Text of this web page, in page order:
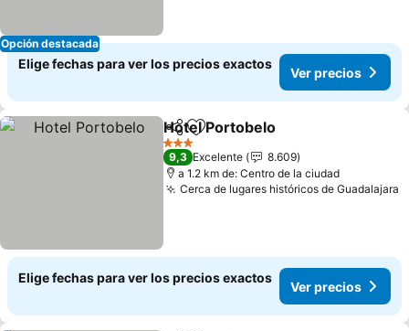
Opción destacada
Elige fechas para ver los precios exactos
Ver precios
CompartirAgregar a favoritos
Hotel Portobelo
3 Estrellas
9,3 Excelente
8.609
a 1.2 km de: Centro de la ciudad
Cerca de lugares históricos de Guadalajara
Elige fechas para ver los precios exactos
Ver precios